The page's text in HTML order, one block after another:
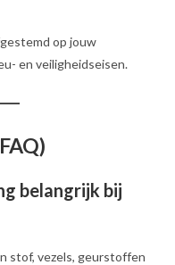
op jouw
en veiligheidseisen.
belangrijk bij
stof, vezels, geurstoffen